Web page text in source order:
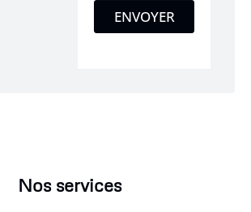
ENVOYER
Nos services